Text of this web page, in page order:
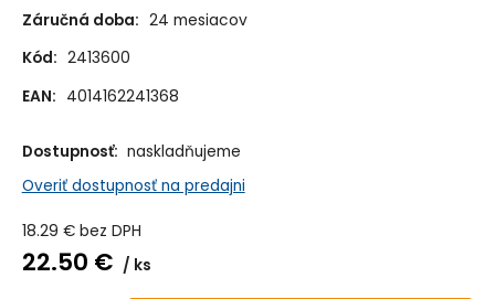
Záručná doba: 24 mesiacov
Kód: 2413600
EAN: 4014162241368
Dostupnosť: naskladňujeme
Overiť dostupnosť na predajni
18.29 € bez DPH
22.50 € ks